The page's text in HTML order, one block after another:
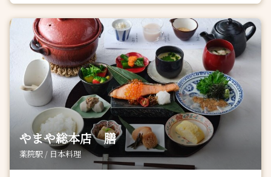
やまや総本店 膳
薬院駅 / 日本料理